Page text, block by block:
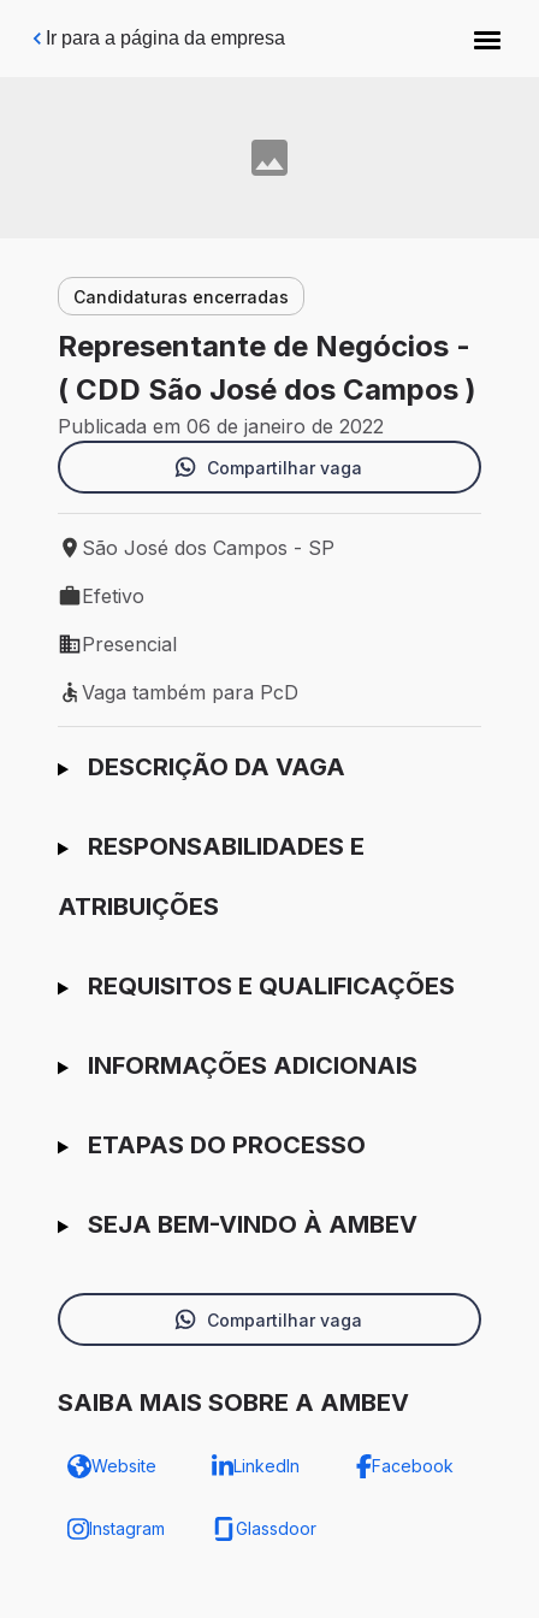
Pular para o conteúdo principal
Ir para a página da empresa
Candidaturas encerradas
Representante de Negócios -
( CDD São José dos Campos )
Publicada em 06 de janeiro de 2022
Compartilhar vaga
Local de trabalho: São José dos Campos - SP
São José dos Campos - SP
Tipo de vaga: Efetivo
Efetivo
Modelo de trabalho: Presencial
Presencial
Vaga também para PcD
Vaga também para PcD
Ir para candidatura
DESCRIÇÃO DA VAGA
RESPONSABILIDADES E
ATRIBUIÇÕES
REQUISITOS E QUALIFICAÇÕES
INFORMAÇÕES ADICIONAIS
ETAPAS DO PROCESSO
SEJA BEM-VINDO À AMBEV
Compartilhar vaga
SAIBA MAIS SOBRE A AMBEV
Website LinkedIn Facebook
Instagram Glassdoor